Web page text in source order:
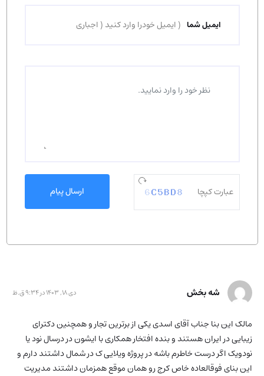
ایمیل شما
ارسال پیام
شه بخش دی 18, 1403 در 9:34 ق.ظ
مالک این بنا جناب آقای اسدی یکی از برترین تجار و همچنین دکترای
زیبایی در ایران هستند و بنده افتخار همکاری با ایشون در درسال نود یا
نودویک اگر درست خاطرم باشه در پروژه ویلایی ک در شمال داشتند دارم و
این بنای فوقالعاده خاص کرج رو همان موقع همزمان داشتند مدیریت